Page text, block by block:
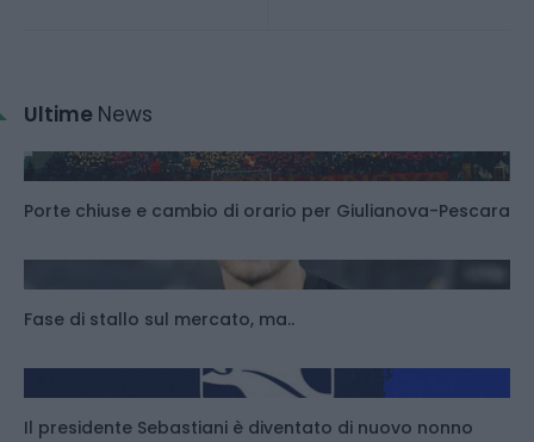
Ultime News
Porte chiuse e cambio di orario per Giulianova-Pescara
Fase di stallo sul mercato, ma..
Il presidente Sebastiani è diventato di nuovo nonno